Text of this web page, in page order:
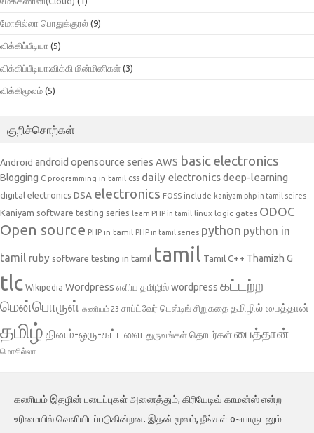
மோசில்லா பொதுக்குரல் (9)
விக்கிப்பீடியா (5)
விக்கிப்பீடியா:விக்கி மின்மினிகள் (3)
விக்கிமூலம் (5)
குறிச்சொற்கள்
Android android opensource series AWS basic electronics
Blogging C programming in tamil css daily electronicsdeep-learning
digital electronics DSA electronics FOSS include kaniyam php in tamil seires
Kaniyam software testing series learn PHP in tamil linux logic gates ODOC
Open source PHP in tamil PHP in tamil series python python in
tamil ruby software testing in tamil tamil Tamil C++ Thamizh G
tlc Wikipedia Wordpress எளிய தமிழில் wordpress கட்டற்ற
மென்பொருள் கணியம் 23 சாப்ட்வேர் டெஸ்டிங் சிறுகதை தமிழில் பைத்தான்
தமிழ் தினம்-ஒரு-கட்டளை துருவங்கள் தொடர்கள்பைத்தான்
மொசில்லா
கணியம் இதழின் படைப்புகள் அனைத்தும், கிரியேடிவ் காமன்ஸ் என்ற
உரிமையில் வெளியிடப்படுகின்றன. இதன் மூலம், நீங்கள் o~யாருடனும்